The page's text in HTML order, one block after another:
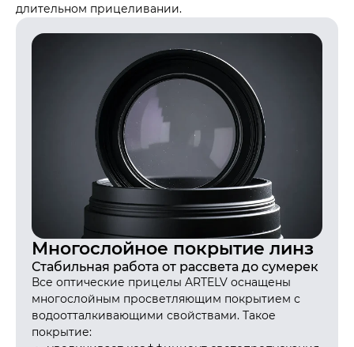
длительном прицеливании.
Многослойное покрытие линз
Стабильная работа от рассвета до сумерек
Все оптические прицелы ARTELV оснащены
многослойным просветляющим покрытием с
водоотталкивающими свойствами. Такое
покрытие: